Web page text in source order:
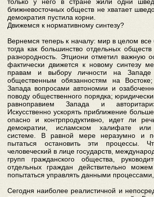
только у него в стране жили одни
ближневосточных обществ не хватает
демократия пустила корни.
Движемся к нормативному синтезу?
Вернемся теперь к началу: мир в целом
тогда как большинство отдельных
разнородность. Этциони отметил важную
фактически движется к новому синтезу
правам и выбору личности на
общественным обязанностям на
Запада вопросами автономии и
поводу общественного порядка;
равноправием Запада и
Искусственно ускорять приближение
опасно и контрпродуктивно, идет ли
демократии, исламском халифате или
системе. В равной мере неразумно и
пытаться остановить эти
человеческий в лице государств,
групп гражданского общества,
отдельных граждан действительно
попытаться управлять данными
Сегодня наиболее реалистичной и